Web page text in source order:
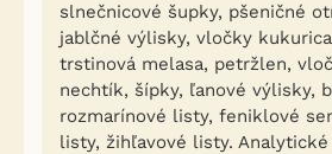
slnečnicové šupky, pšeničné
jablčné výlisky, vločky
trstinová melasa, petržlen,
nechtík, šípky, ľanové výlisky,
rozmarínové listy, feniklové
listy, žihľavové listy. Analytické